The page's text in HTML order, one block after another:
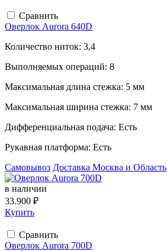
Сравнить
Оверлок Aurora 640D
Количество ниток: 3,4
Выполняемых операций: 8
Максимальная длина стежка: 5 мм
Максимальная ширина стежка: 7 мм
Дифференциальная подача: Есть
Рукавная платформа: Есть
Самовывоз Доставка Москва и Область
в наличии
33.900 ₽
Купить
Сравнить
Оверлок Aurora 700D